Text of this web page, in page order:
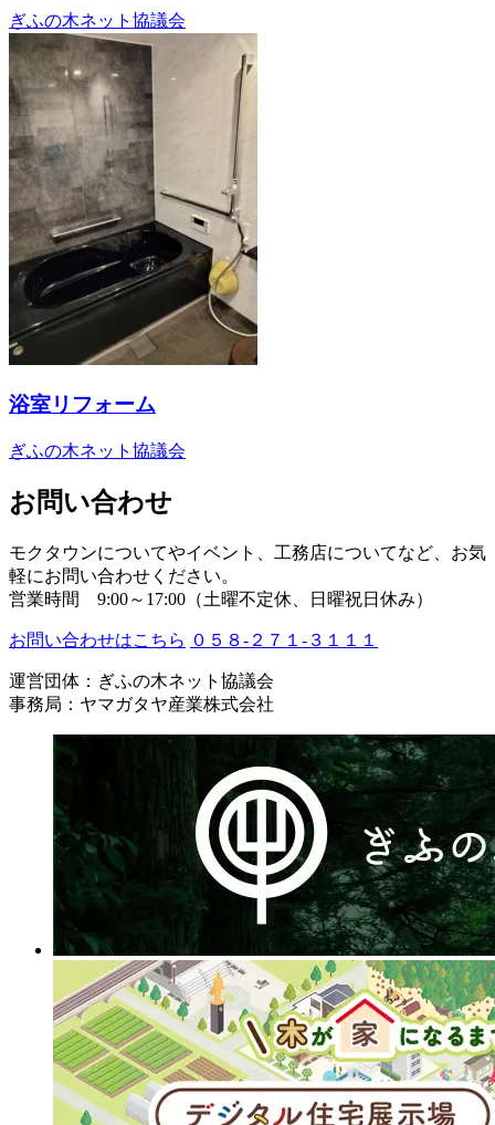
ぎふの木ネット協議会
浴室リフォーム
ぎふの木ネット協議会
お問い合わせ
モクタウンについてやイベント、工務店についてなど、お気
軽にお問い合わせください。
営業時間 9:00～17:00（土曜不定休、日曜祝日休み）
お問い合わせはこちら ０５８-２７１-３１１１
運営団体：ぎふの木ネット協議会
事務局：ヤマガタヤ産業株式会社